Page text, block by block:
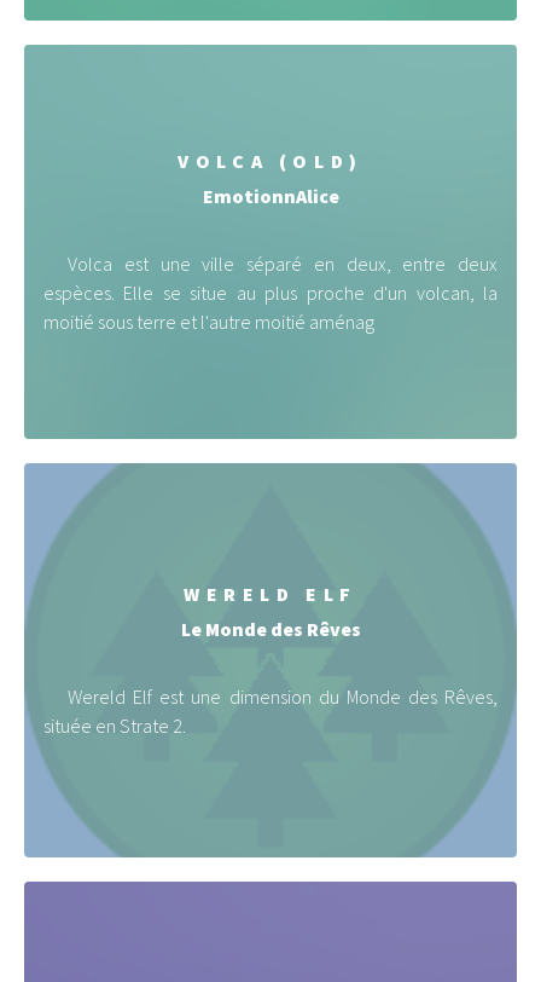
VOLCA (OLD)
EmotionnAlice
Volca est une ville séparé en deux, entre deux
espèces. Elle se situe au plus proche d'un volcan, la
moitié sous terre et l'autre moitié aménag
WERELD ELF
Le Monde des Rêves
Wereld Elf est une dimension du Monde des Rêves,
située en Strate 2.